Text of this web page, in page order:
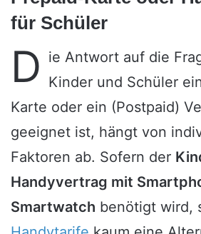
für Schüler
D ie Antwort auf die
Kinder und Schüler
Karte oder ein (Postpaid)
geeignet ist, hängt von
Faktoren ab. Sofern der
Handyvertrag mit
Smartwatch benötigt wird,